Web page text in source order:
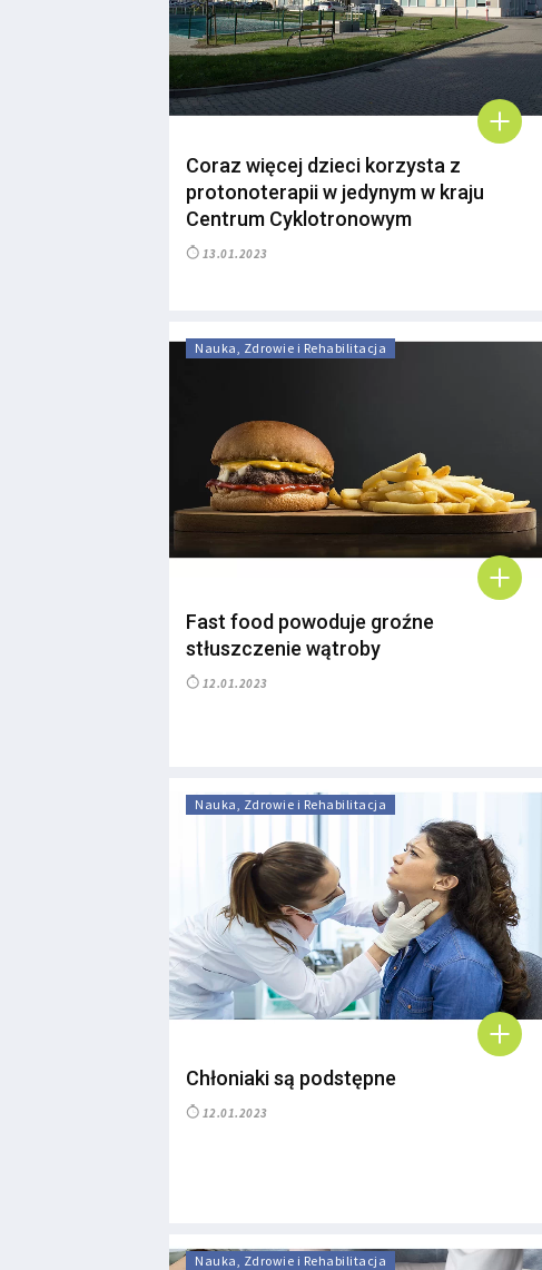
Coraz więcej dzieci korzysta z
protonoterapii w jedynym w kraju
Centrum Cyklotronowym
13.01.2023
Nauka, Zdrowie i Rehabilitacja
Fast food powoduje groźne
stłuszczenie wątroby
12.01.2023
Nauka, Zdrowie i Rehabilitacja
Chłoniaki są podstępne
12.01.2023
Nauka, Zdrowie i Rehabilitacja